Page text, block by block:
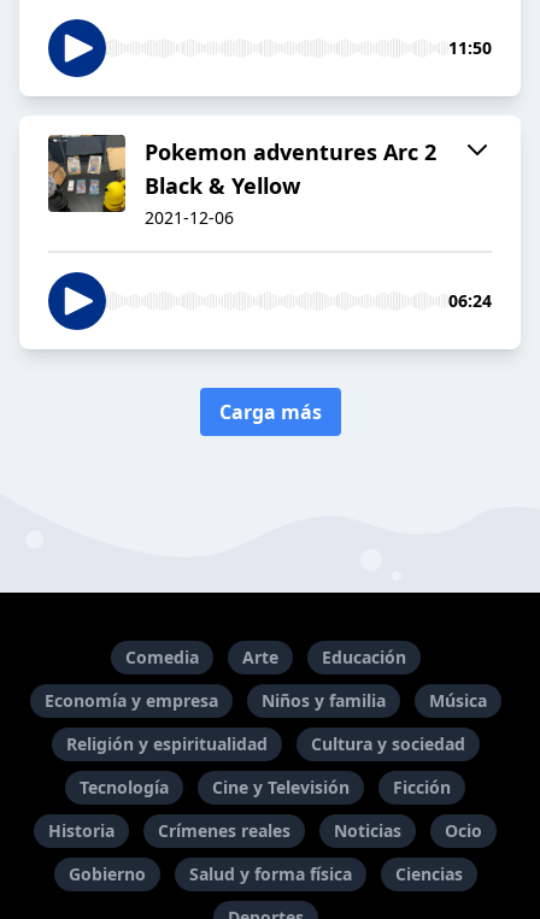
11:50
Pokemon adventures Arc 2
Black & Yellow
2021-12-06
06:24
Carga más
Comedia Arte
Educación
Economía y empresa
Niños y familia
Música
Religión y espiritualidad
Cultura y sociedad
Tecnología
Cine y Televisión
Ficción
Historia
Crímenes reales Noticias
Ocio
Gobierno
Salud y forma física
Ciencias